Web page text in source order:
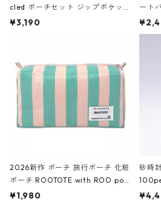
cled ポーチセット ジップポケット
ファスナーポーチ 撥水加工 トラベ
ーガンディー、オフホワイト
¥3,190
ート
大き
2026新作 ポーチ 旅行ポーチ 化粧
ポーチ ROOTOTE with ROO pou
ch 3532 ルートート WR.ポーチ.ラ
¥1,980
砂時
AKU